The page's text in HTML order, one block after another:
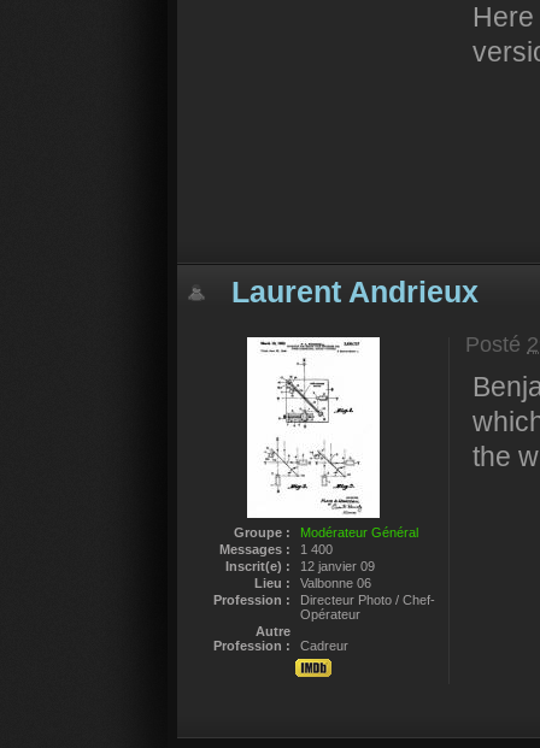
Laurent Andrieux
Groupe :
Modérateur Général
Messages :
1 400
Inscrit(e) :
12 janvier 09
Lieu :
Valbonne 06
Profession :
Directeur Photo / Chef-
Opérateur
Autre
Profession :
Cadreur
Posté
the